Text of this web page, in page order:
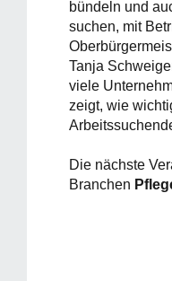
bündeln und
suchen, mit
Tanja
viele
zeigt, wie
Die nächste
Branchen